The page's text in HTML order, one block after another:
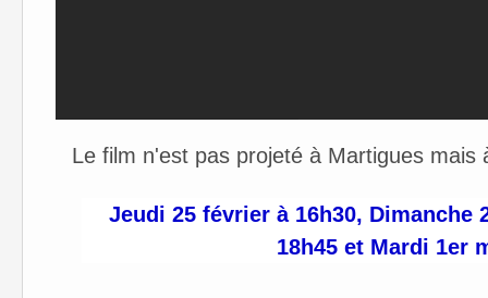
Le film n'est pas projeté à Martigues
Jeudi 25 février à 16h30, Dimanche
18h45 et Mardi 1er